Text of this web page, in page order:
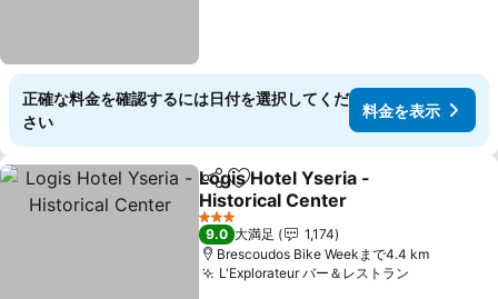
正確な料金を確認するには日付を選択してくだ
さい
料金を表示
シェアお気に入りに追加
Logis Hotel Yseria -
Historical Center
3 ホテルのランク
9.0 大満足
1,174
Brescoudos Bike Weekまで4.4 km
L'Explorateur バー＆レストラン